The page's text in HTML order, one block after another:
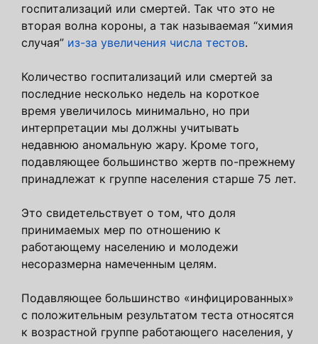
госпитализаций или смертей. Так что это не
вторая волна короны, а так называемая “химия
случая” из-за увеличения числа тестов.
Количество госпитализаций или смертей за
последние несколько недель на короткое
время увеличилось минимально, но при
интерпретации мы должны учитывать
недавнюю аномальную жару. Кроме того,
подавляющее большинство жертв по-прежнему
принадлежат к группе населения старше 75 лет.
Это свидетельствует о том, что доля
принимаемых мер по отношению к
работающему населению и молодежи
несоразмерна намеченным целям.
Подавляющее большинство «инфицированных»
с положительным результатом теста относятся
к возрастной группе работающего населения, у